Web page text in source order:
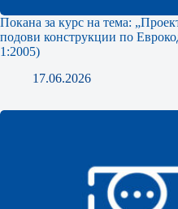
Покана за курс на тема:
подови конструкции по
1:2005)
17.06.2026